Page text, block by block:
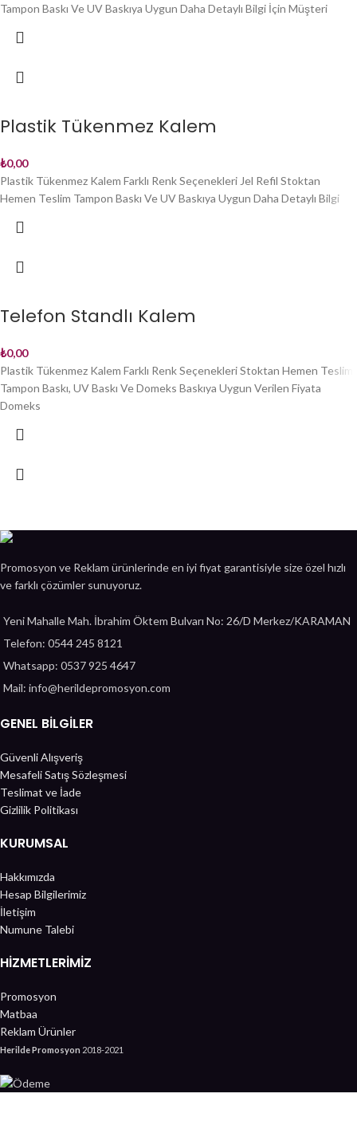
Tampon Baskı Ve UV Baskıya Uygun Daha Detaylı Bilgi İçin Müşteri
Plastik Tükenmez Kalem
₺0,00
Plastik Tükenmez Kalem Farklı Renk Seçenekleri Jel Refil Stoktan
Hemen Teslim Tampon Baskı Ve UV Baskıya Uygun Daha Detaylı Bilgi
Telefon Standlı Kalem
₺0,00
Plastik Tükenmez Kalem Farklı Renk Seçenekleri Stoktan Hemen Teslim
Tampon Baskı, UV Baskı Ve Domeks Baskıya Uygun Verilen Fiyata
Domeks
Promosyon ve Reklam ürünlerinde en iyi fiyat garantisiyle size özel hızlı
ve farklı çözümler sunuyoruz.
Yeni Mahalle Mah. İbrahim Öktem Bulvarı No: 26/D Merkez/KARAMAN
Telefon: 0544 245 8121
Whatsapp: 0537 925 4647
Mail: info@herildepromosyon.com
GENEL BİLGİLER
Güvenli Alışveriş
Mesafeli Satış Sözleşmesi
Teslimat ve İade
Gizlilik Politikası
KURUMSAL
Hakkımızda
Hesap Bilgilerimiz
İletişim
Numune Talebi
HIZMETLERIMIZ
Promosyon
Matbaa
Reklam Ürünler
Herilde Promosyon 2018-2021